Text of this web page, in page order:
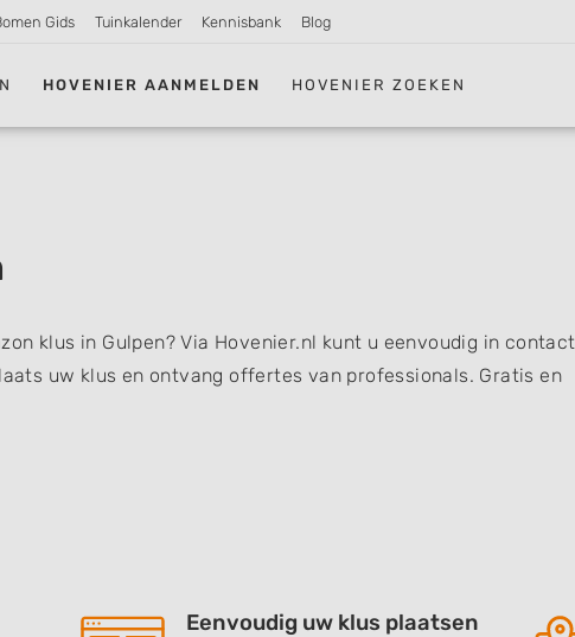
Gids Tuinkalender Kennisbank Blog
HOVENIER AANMELDEN HOVENIER ZOEKEN
klus in Gulpen? Via Hovenier.nl kunt u eenvoudig in contact
uw klus en ontvang offertes van professionals. Gratis en
Eenvoudig uw klus plaatsen